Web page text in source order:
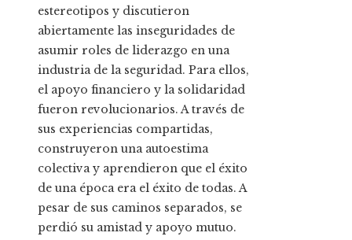
estereotipos y discutieron
abiertamente las inseguridades de
asumir roles de liderazgo en una
industria de la seguridad. Para ellos,
el apoyo financiero y la solidaridad
fueron revolucionarios. A través de
sus experiencias compartidas,
construyeron una autoestima
colectiva y aprendieron que el éxito
de una época era el éxito de todas. A
pesar de sus caminos separados, se
perdió su amistad y apoyo mutuo.